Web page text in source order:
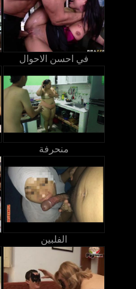
في احسن الاحوال
منحرفة
الفلبين